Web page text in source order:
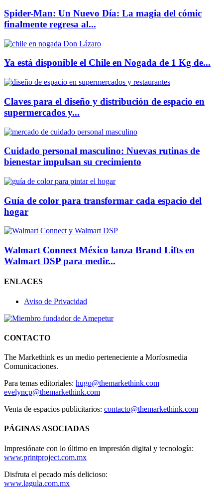
Spider-Man: Un Nuevo Día: La magia del cómic
finalmente regresa al...
Ya está disponible el Chile en Nogada de 1 Kg de...
Claves para el diseño y distribución de espacio en
supermercados y...
Cuidado personal masculino: Nuevas rutinas de
bienestar impulsan su crecimiento
Guía de color para transformar cada espacio del
hogar
Walmart Connect México lanza Brand Lifts en
Walmart DSP para medir...
ENLACES
Aviso de Privacidad
CONTACTO
The Markethink es un medio perteneciente a Morfosmedia
Comunicaciones.
Para temas editoriales: hugo@themarkethink.com
evelyncp@themarkethink.com
Venta de espacios publicitarios: contacto@themarkethink.com
PÁGINAS ASOCIADAS
Impresiónate con lo último en impresión digital y tecnología:
www.printproject.com.mx
Disfruta el pecado más delicioso:
www.lagula.com.mx